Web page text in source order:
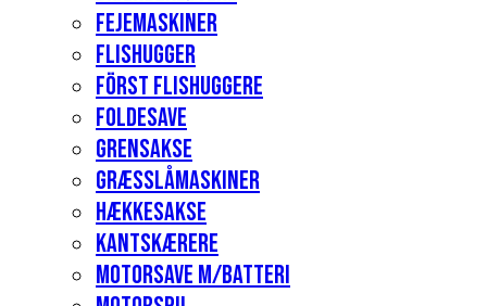
Fejemaskiner
Flishugger
Först flishuggere
Foldesave
Grensakse
Græsslåmaskiner
Hækkesakse
Kantskærere
Motorsave m/batteri